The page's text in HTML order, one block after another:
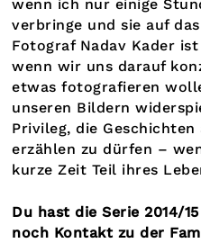
wenn ich nur einige
verbringe und sie auf
Fotograf Nadav Kader
wenn wir uns darauf
etwas fotografieren
unseren Bildern
Privileg, die Geschichten
erzählen zu dürfen –
kurze Zeit Teil ihres
Du hast die Serie 2014/
noch Kontakt zu der